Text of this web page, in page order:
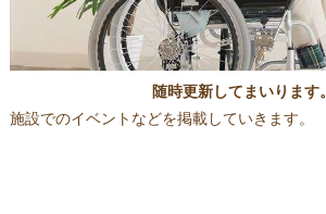
随時更新してまいります。
施設でのイベントなどを掲載していきます。